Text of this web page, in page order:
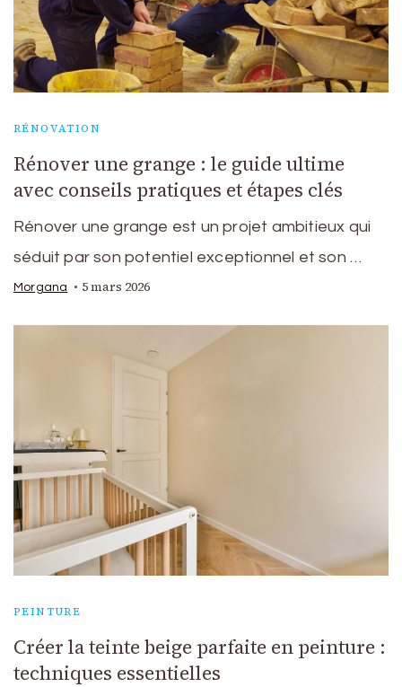
RÉNOVATION
Rénover une grange : le guide ultime
avec conseils pratiques et étapes clés
Rénover une grange est un projet ambitieux qui
séduit par son potentiel exceptionnel et son …
Morgana 5 mars 2026
PEINTURE
Créer la teinte beige parfaite en peinture :
techniques essentielles